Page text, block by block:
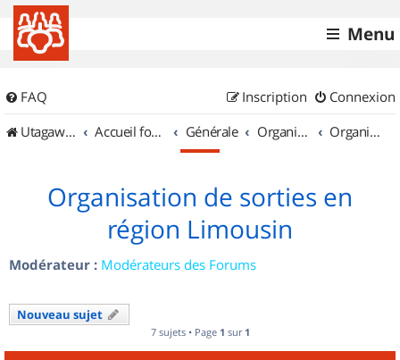
Menu
FAQ Connexion
Inscription
UtagawaVTT (Randos VTT et VTTAE avec traces GPS)
Accueil forum Générale Organisation de sorties & Recherche de partenaires Organisation de sorties en région Limousin
Organisation de sorties en
région Limousin
Modérateur : Modérateurs des Forums
Nouveau sujet
7 sujets • Page 1 sur 1